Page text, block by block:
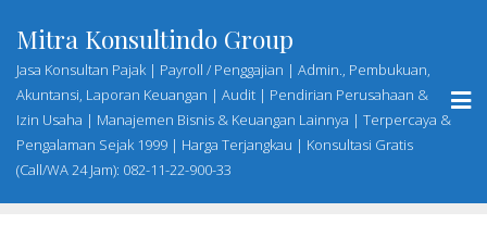
content
Mitra Konsultindo Group
Jasa Konsultan Pajak | Payroll / Penggajian | Admin., Pembukuan,
Akuntansi, Laporan Keuangan | Audit | Pendirian Perusahaan &
Izin Usaha | Manajemen Bisnis & Keuangan Lainnya | Terpercaya &
Pengalaman Sejak 1999 | Harga Terjangkau | Konsultasi Gratis
(Call/WA 24 Jam): 082-11-22-900-33